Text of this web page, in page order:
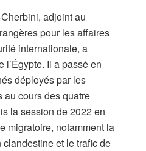
adjoint au
pour les affaires
internationale, a
l’Égypte. Il a passé en
déployés par les
au cours des quatre
la session de 2022 en
migratoire, notamment la
et le trafic de